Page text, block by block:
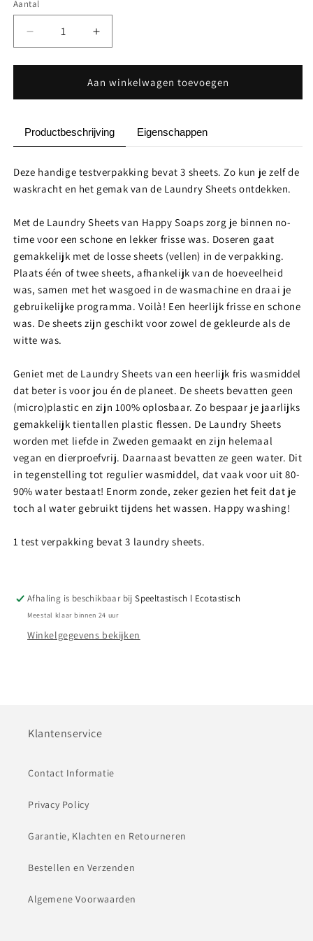
Aantal
Aantal
Aantal
verlagen
voor
sheets
Aantal
verhogen
voor
Laundry
sheets
Aan winkelwagen toevoegen
Productbeschrijving Eigenschappen
Deze handige testverpakking bevat 3 sheets. Zo kun je zelf de
waskracht en het gemak van de Laundry Sheets ontdekken.
Met de Laundry Sheets van Happy Soaps zorg je binnen no-
time voor een schone en lekker frisse was. Doseren gaat
gemakkelijk met de losse sheets (vellen) in de verpakking.
Plaats één of twee sheets, afhankelijk van de hoeveelheid
was, samen met het wasgoed in de wasmachine en draai je
gebruikelijke programma. Voilà! Een heerlijk frisse en schone
was. De sheets zijn geschikt voor zowel de gekleurde als de
witte was.
Geniet met de Laundry Sheets van een heerlijk fris wasmiddel
dat beter is voor jou én de planeet. De sheets bevatten geen
(micro)plastic en zijn 100% oplosbaar. Zo bespaar je jaarlijks
gemakkelijk tientallen plastic flessen. De Laundry Sheets
worden met liefde in Zweden gemaakt en zijn helemaal
vegan en dierproefvrij. Daarnaast bevatten ze geen water. Dit
in tegenstelling tot regulier wasmiddel, dat vaak voor uit 80-
90% water bestaat! Enorm zonde, zeker gezien het feit dat je
toch al water gebruikt tijdens het wassen. Happy washing!
1 test verpakking bevat 3 laundry sheets.
Afhaling is beschikbaar bijSpeeltastisch l Ecotastisch
Meestal klaar binnen 24 uur
Winkelgegevens bekijken
Klantenservice
Contact Informatie
Privacy Policy
Garantie, Klachten en Retourneren
Bestellen en Verzenden
Algemene Voorwaarden